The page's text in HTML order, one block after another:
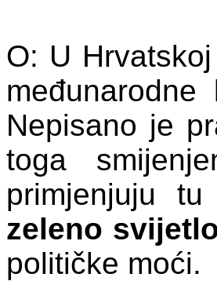
O: U
Nepisano je
toga
primjenjuju
zeleno
političke moći.